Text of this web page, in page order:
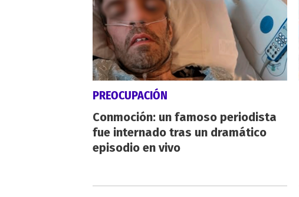
PREOCUPACIÓN
Conmoción: un famoso periodista
fue internado tras un dramático
episodio en vivo